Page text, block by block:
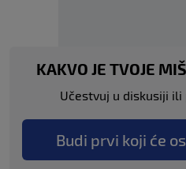
KAKVO JE TVOJE
Učestvuj u diskusiji
Budi prvi koji će